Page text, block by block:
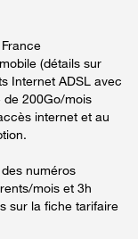
(détails sur
Internet ADSL avec
de 200Go/mois
internet et au
numéros
mois et 3h
sur la fiche tarifaire